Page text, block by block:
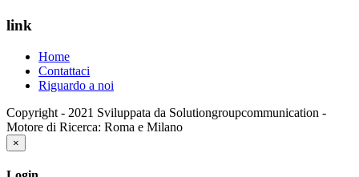
link
Home
Contattaci
Riguardo a noi
Copyright - 2021 Sviluppata da Solutiongroupcommunication -
Motore di Ricerca: Roma e Milano
×